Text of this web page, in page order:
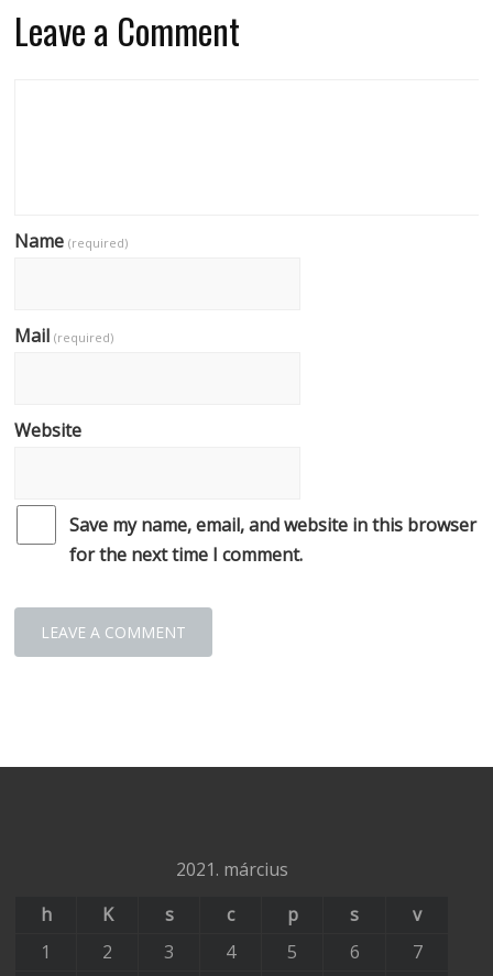
Leave a Comment
Name(required)
Mail(required)
Website
Save my name, email, and website in this browser
for the next time I comment.
2021. március
h
K s c p s
v
1
2 3 4 5 6
7